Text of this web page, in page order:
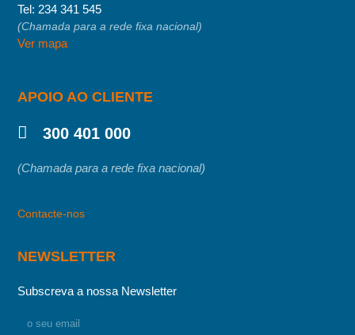
Tel: 234 341 545
(Chamada para a rede fixa nacional)
Ver mapa
APOIO AO CLIENTE
300 401 000
(Chamada para a rede fixa nacional)
Contacte-nos
NEWSLETTER
Subscreva a nossa Newsletter